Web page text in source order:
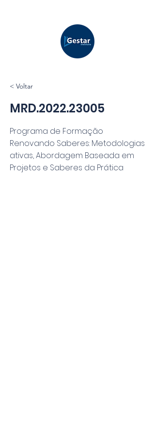
< Voltar
MRD.2022.23005
Programa de Formação
Renovando Saberes: Metodologias
ativas, Abordagem Baseada em
Projetos e Saberes da Prática